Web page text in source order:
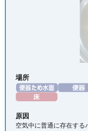
場所
原因
空気中に普通に存在する